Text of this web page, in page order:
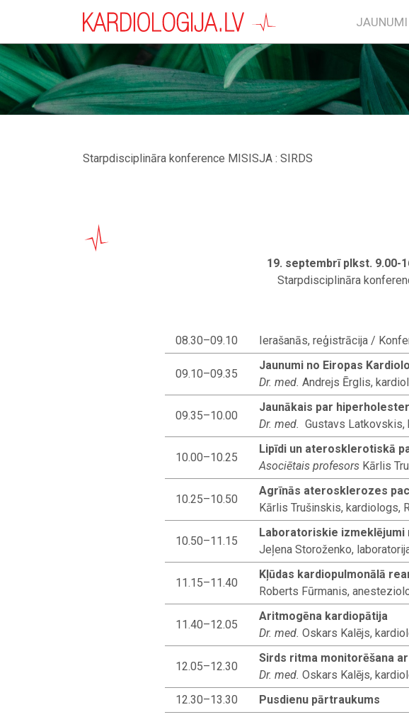
JAUNUMI
Starpdisciplināra konference MISISJA : SIRDS
19. septembrī plkst. 9.00-
Starpdisciplināra
08.30–09.10 Ierašanās, reģistrācija /
09.10–09.35
Jaunumi no Eiropas
Dr. med. Andrejs Ērglis,
09.35–10.00
Jaunākais par
Dr. med. Gustavs
10.00–10.25
Lipīdi un aterosklerotiskā
Asociētais profesors Kārlis
10.25–10.50
Agrīnās aterosklerozes
Kārlis Trušinskis, kardiologs,
10.50–11.15
Laboratoriskie
Jeļena Storoženko,
11.15–11.40
Kļūdas kardiopulmonālā
Roberts Fūrmanis,
11.40–12.05
Aritmogēna kardiopātija
Dr. med. Oskars Kalējs,
12.05–12.30
Sirds ritma monitorēšana
Dr. med. Oskars Kalējs,
12.30–13.30
Pusdienu pārtraukums